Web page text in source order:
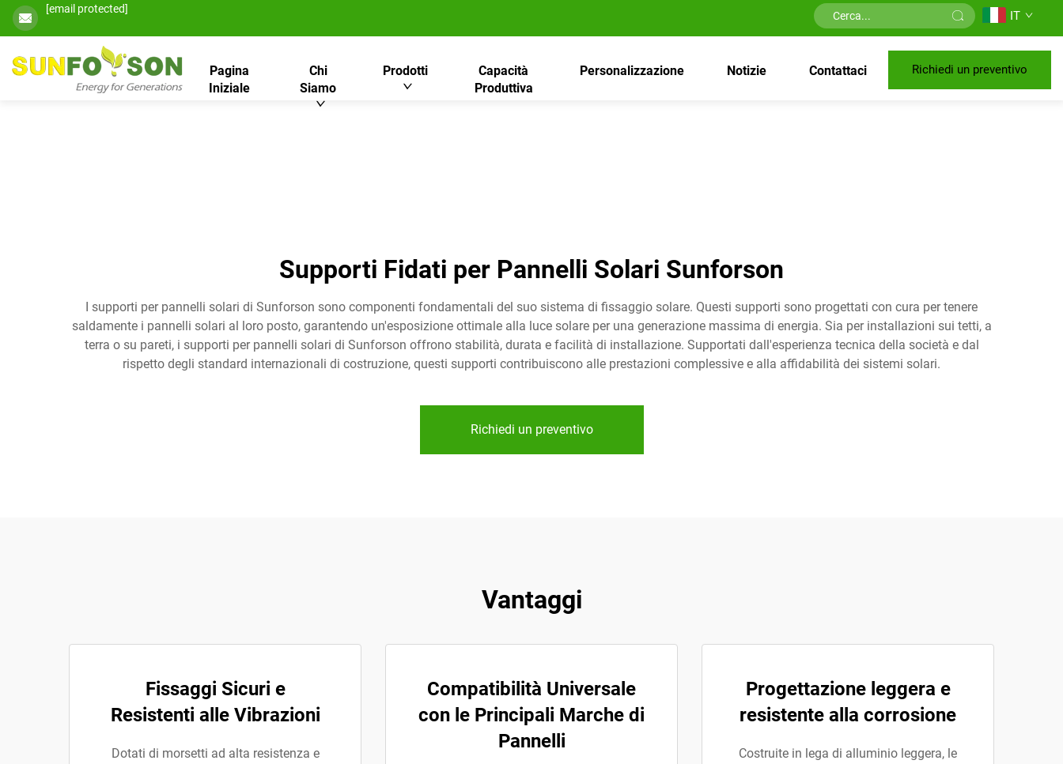
[email protected] IT
Pagina
Iniziale
Chi
Siamo
Prodotti
Capacità
Produttiva
Personalizzazione Notizie Contattaci Richiedi un preventivo
Supporti Fidati per Pannelli Solari Sunforson
I supporti per pannelli solari di Sunforson sono componenti fondamentali del suo sistema di fissaggio solare. Questi supporti sono progettati con cura per tenere
saldamente i pannelli solari al loro posto, garantendo un'esposizione ottimale alla luce solare per una generazione massima di energia. Sia per installazioni sui tetti, a
terra o su pareti, i supporti per pannelli solari di Sunforson offrono stabilità, durata e facilità di installazione. Supportati dall'esperienza tecnica della società e dal
rispetto degli standard internazionali di costruzione, questi supporti contribuiscono alle prestazioni complessive e alla affidabilità dei sistemi solari.
Richiedi un preventivo
Vantaggi
Fissaggi Sicuri e
Resistenti alle Vibrazioni
Dotati di morsetti ad alta resistenza e
Compatibilità Universale
con le Principali Marche di
Pannelli
Progettazione leggera e
resistente alla corrosione
Costruite in lega di alluminio leggera, le